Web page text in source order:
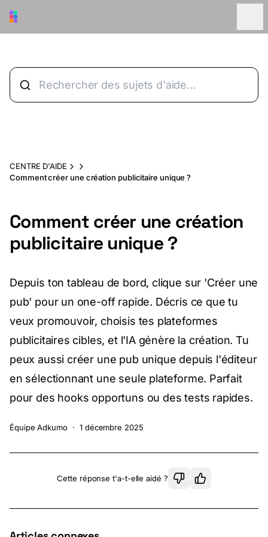
CENTRE D'AIDE
Comment créer une création publicitaire unique ?
Comment créer une création
publicitaire unique ?
Depuis ton tableau de bord, clique sur 'Créer une
pub' pour un one-off rapide. Décris ce que tu
veux promouvoir, choisis tes plateformes
publicitaires cibles, et l'IA génère la création. Tu
peux aussi créer une pub unique depuis l'éditeur
en sélectionnant une seule plateforme. Parfait
pour des hooks opportuns ou des tests rapides.
Équipe Adkumo · 1 décembre 2025
Cette réponse t'a-t-elle aidé ?